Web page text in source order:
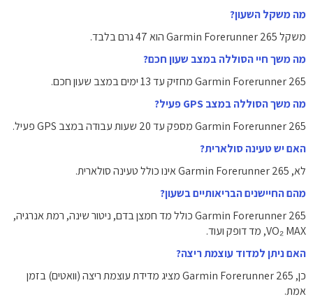
מה משקל השעון?
משקל Garmin Forerunner 265 הוא 47 גרם בלבד.
מה משך חיי הסוללה במצב שעון חכם?
Garmin Forerunner 265 מחזיק עד 13 ימים במצב שעון חכם.
מה משך הסוללה במצב GPS פעיל?
Garmin Forerunner 265 מספק עד 20 שעות עבודה במצב GPS פעיל.
האם יש טעינה סולארית?
לא, Garmin Forerunner 265 אינו כולל טעינה סולארית.
מהם החיישנים הבריאותיים בשעון?
Garmin Forerunner 265 כולל מד חמצן בדם, ניטור שינה, רמת אנרגיה,
VO₂ MAX, מד דופק ועוד.
האם ניתן למדוד עוצמת ריצה?
כן, Garmin Forerunner 265 מציג מדידת עוצמת ריצה (וואטים) בזמן
אמת.